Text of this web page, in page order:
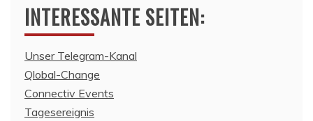
INTERESSANTE SEITEN:
Unser Telegram-Kanal
Qlobal-Change
Connectiv Events
Tagesereignis